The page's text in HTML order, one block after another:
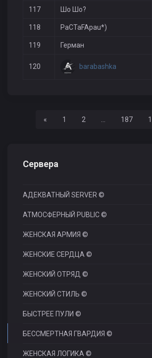
117 Шо Шо?
118 PaCTaFApau*)
119 Герман
120 barabashka
«Назад1 2 187
Сервера
АДЕКВАТНЫЙ SERVER ©
АТМОСФЕРНЫЙ PUBLIC ©
ЖЕНСКАЯ АРМИЯ ©
ЖЕНСКИЕ СЕРДЦА ©
ЖЕНСКИЙ ОТРЯД ©
ЖЕНСКИЙ СТИЛЬ ©
БЫСТРЕЕ ПУЛИ ©
БЕССМЕРТНАЯ ГВАРДИЯ ©
ЖЕНСКАЯ ЛОГИКА ©